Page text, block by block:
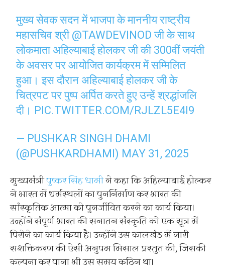
मुख्य सेवक सदन में भाजपा के माननीय राष्ट्रीय
महासचिव श्री @TAWDEVINOD जी के साथ
लोकमाता अहिल्याबाई होलकर जी की 300वीं जयंती
के अवसर पर आयोजित कार्यक्रम में सम्मिलित
हुआ। इस दौरान अहिल्याबाई होलकर जी के
चित्रपट पर पुष्प अर्पित करते हुए उन्हें श्रद्धांजलि
दी। PIC.TWITTER.COM/RJLZL5E4I9
— PUSHKAR SINGH DHAMI
(@PUSHKARDHAMI) MAY 31, 2025
मुख्यमंत्रीपुष्कर सिंह धामीने कहा कि अहिल्याबाई होल्कर
ने भारत में धर्मस्थलों का पुनर्निर्माण कर भारत की
सांस्कृतिक आत्मा को पुनर्जीवित करने का कार्य किया।
उन्होंने संपूर्ण भारत की सनातन संस्कृति को एक सूत्र में
पिरोने का कार्य किया है। उन्होंने उस कालखंड में नारी
सशक्तिकरण की ऐसी अनुपम मिसाल प्रस्तुत की, जिसकी
कल्पना कर पाना भी उस समय कठिन था।